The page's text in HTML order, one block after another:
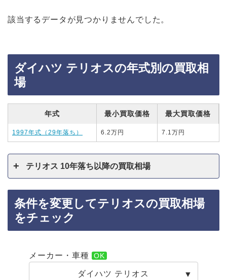
該当するデータが見つかりませんでした。
ダイハツ テリオスの年式別の買取相
場
年式 最小買取価格 最大買取価格
1997年式（29年落ち） 6.2万円 7.1万円
テリオス 10年落ち以降の買取相場
条件を変更してテリオスの買取相場
をチェック
メーカー・車種
ダイハツ テリオス